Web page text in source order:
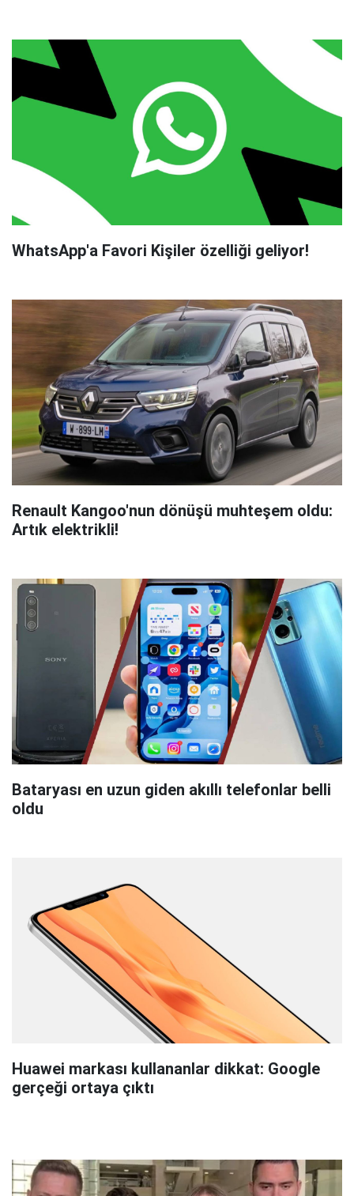
WhatsApp'a Favori Kişiler özelliği geliyor!
Renault Kangoo'nun dönüşü muhteşem oldu:
Artık elektrikli!
Bataryası en uzun giden akıllı telefonlar belli
oldu
Huawei markası kullananlar dikkat: Google
gerçeği ortaya çıktı